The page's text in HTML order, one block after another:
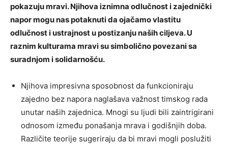
pokazuju mravi. Njihova iznimna odlučnost i zajednički
napor mogu nas potaknuti da ojačamo vlastitu
odlučnost i ustrajnost u postizanju naših ciljeva. U
raznim kulturama mravi su simbolično povezani sa
suradnjom i solidarnošću.
Njihova impresivna sposobnost da funkcioniraju
zajedno bez napora naglašava važnost timskog rada
unutar naših zajednica. Mnogi su ljudi bili zaintrigirani
odnosom između ponašanja mrava i godišnjih doba.
Različite teorije sugeriraju da bi mravi mogli poslužiti